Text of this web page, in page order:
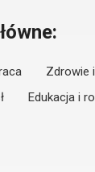
Zdrowie
Edukacja i